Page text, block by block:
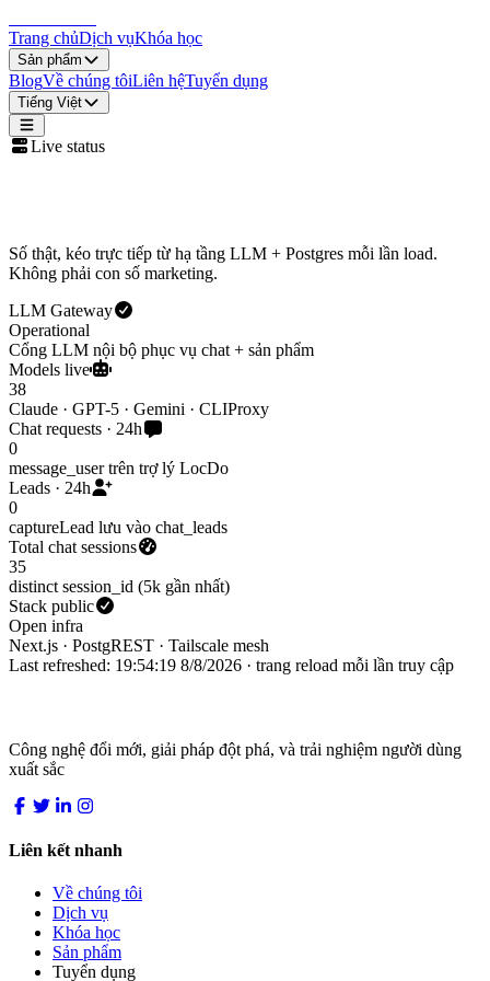
Trang chủDịch vụKhóa học
Sản phẩm
BlogVề chúng tôiLiên hệTuyển dụng
Tiếng Việt
Live status
Số thật, kéo trực tiếp từ hạ tầng LLM + Postgres mỗi lần load.
Không phải con số marketing.
LLM Gateway
Operational
Cổng LLM nội bộ phục vụ chat + sản phẩm
Models live
38
Claude · GPT-5 · Gemini · CLIProxy
Chat requests · 24h
0
message_user trên trợ lý LocDo
Leads · 24h
0
captureLead lưu vào chat_leads
Total chat sessions
35
distinct session_id (5k gần nhất)
Stack public
Open infra
Next.js · PostgREST · Tailscale mesh
Last refreshed: 19:54:19 8/8/2026 · trang reload mỗi lần truy cập
Công nghệ đổi mới, giải pháp đột phá, và trải nghiệm người dùng
xuất sắc
Liên kết nhanh
Về chúng tôi
Dịch vụ
Khóa học
Sản phẩm
Tuyển dụng